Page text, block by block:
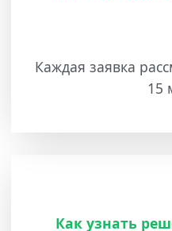
Каждая заявка
15
Как узнать